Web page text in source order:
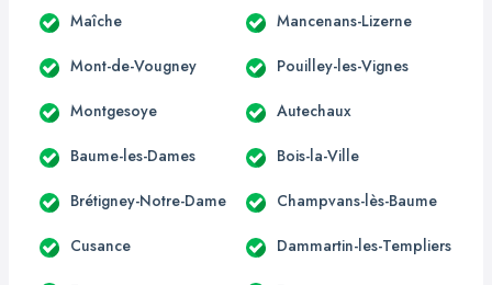
Maîche Mancenans-Lizerne
Mont-de-Vougney Pouilley-les-Vignes
Montgesoye Autechaux
Baume-les-Dames Bois-la-Ville
Brétigney-Notre-Dame Champvans-lès-Baume
Cusance Dammartin-les-Templiers